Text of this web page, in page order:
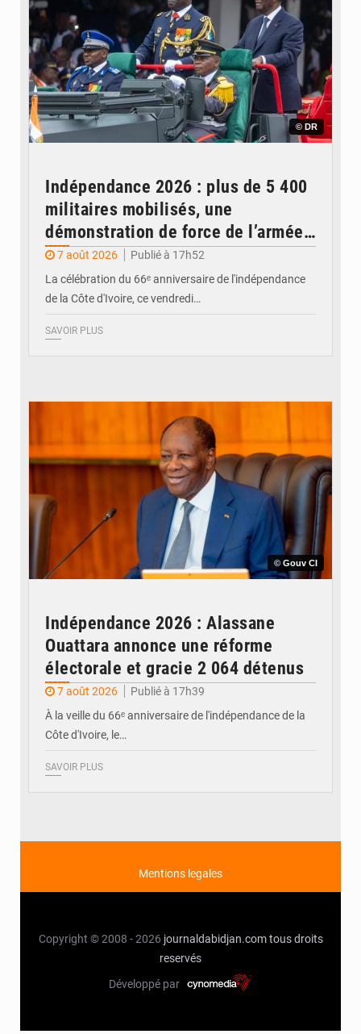
© DR
Indépendance 2026 : plus de 5 400
militaires mobilisés, une
démonstration de force de l’armée
ivoirienne à Yopougon
7 août 2026
Publié à 17h52
La célébration du 66ᵉ anniversaire de l'indépendance
de la Côte d'Ivoire, ce vendredi…
SAVOIR PLUS
© Gouv CI
Indépendance 2026 : Alassane
Ouattara annonce une réforme
électorale et gracie 2 064 détenus
7 août 2026
Publié à 17h39
À la veille du 66ᵉ anniversaire de l'indépendance de la
Côte d'Ivoire, le…
SAVOIR PLUS
Mentions legales
Copyright © 2008 - 2026 journaldabidjan.com tous droits
reservés
Développé par